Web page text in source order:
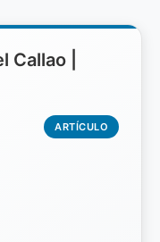
|
ARTÍCULO